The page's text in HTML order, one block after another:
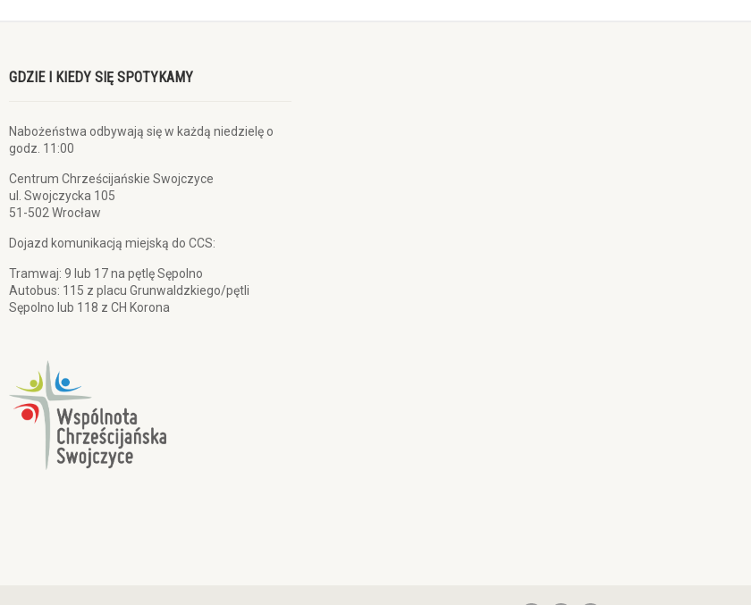
GDZIE I KIEDY SIĘ SPOTYKAMY
Nabożeństwa odbywają się w każdą niedzielę o
godz. 11:00
Centrum Chrześcijańskie Swojczyce
ul. Swojczycka 105
51-502 Wrocław
Dojazd komunikacją miejską do CCS:
Tramwaj: 9 lub 17 na pętlę Sępolno
Autobus: 115 z placu Grunwaldzkiego/pętli
Sępolno lub 118 z CH Korona